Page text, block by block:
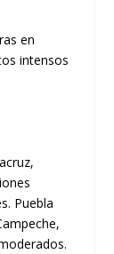
en
intensos
Puebla